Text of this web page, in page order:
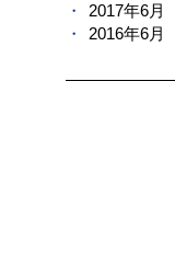
2017年6月
2016年6月